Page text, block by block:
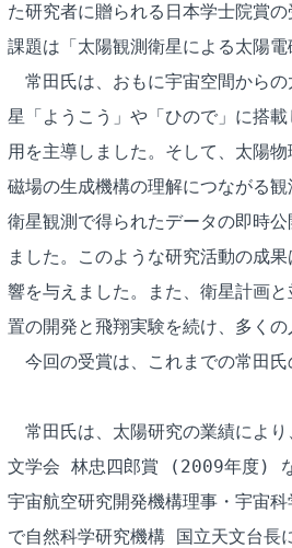
た研究者に贈られる日本学士院賞
課題は「太陽観測衛星による太陽電
常田氏は、おもに宇宙空間から
星「ようこう」や「ひので」に搭
用を主導しました。そして、太陽
磁場の生成機構の理解につながる
衛星観測で得られたデータの即時
ました。このような研究活動の成
響を与えました。また、衛星計画
置の開発と飛翔実験を続け、多くの
今回の受賞は、これまでの常田氏
常田氏は、太陽研究の業績によ
文学会 林忠四郎賞 (2009年度) な
宇宙航空研究開発機構理事・宇宙
で自然科学研究機構 国立天文台長